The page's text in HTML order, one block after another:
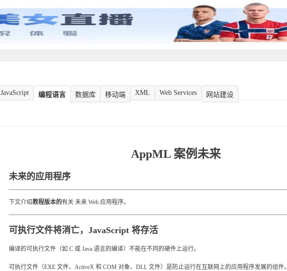
JavaScript 编程语言 数据库 移动端 XML Web Services 网站建设
AppML 案例未来
未来的应用程序
下文介绍教程版本的有关 未来 Web 应用程序。
可执行文件将消亡，JavaScript 将存活
编译的可执行文件（如 C 或 Java 语言的编译）不能在不同的硬件上运行。
可执行文件（EXE 文件、ActiveX 和 COM 对象、DLL 文件）是防止运行在互联网上的应用程序发展的组件。